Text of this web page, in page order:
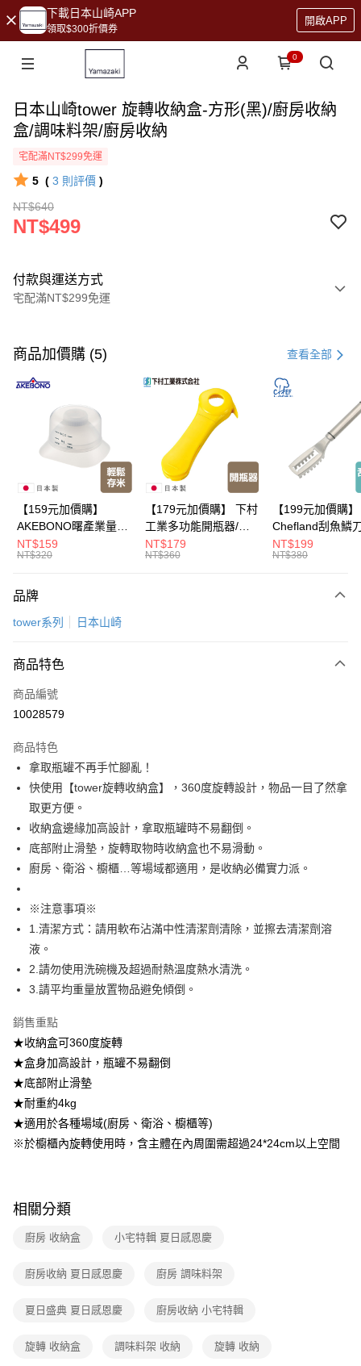
下載日本山崎APP
領取$300折價券
開啟APP
0
日本山崎tower 旋轉收納盒-方形(黑)/廚房收納
盒/調味料架/廚房收納
宅配滿NT$299免運
5 ( 3 則評價 )
NT$640
NT$499
付款與運送方式
宅配滿NT$299免運
信用卡一次付款
超商取貨付款
LINE Pay
Apple Pay
Google Pay
全盈+PAY
大哥付你分期
【大哥付你分期使用說明】
1.本服務由台灣大哥大提供，台灣大哥大用戶可立即使用無須另外申請。
2.付款方式選擇「大哥付你分期」，訂單成立後會自動跳轉到大哥付的交易
成交易。
3.實際核准額度、可分期數及費用金額請依後續交易確認頁面所載為準。
4.訂單成立30分鐘內，如未前往確認交易或遇審核未通過，訂單將自動取
消。如遇「轉專審核」未通過狀況，表示未達大哥付你分期系統評分，恕無
法說明評估內容。
1.分期款項不併入電信帳單，「大哥付你分期」於每月結算日後寄送繳費提
2.透過簡訊連結打開帳單後，可選擇「超商條碼／台灣大直營門市／銀行轉
帳／街口支付／iPASS MONEY」等通路繳費。
【注意事項】
1.本服務係由「台灣大哥大股份有限公司」（以下簡稱本公司）所提供，讓
用戶於交易時，得透過本服務購買商品或服務，並由商店將買賣／分期付款
買賣價金債權讓與本公司後，依約使用本公司帳單繳交帳款。
2.基於同意付款使用「大哥付你分期」之契約關係目的，商店將以您的個人
資料（包含姓名、電話或地址）提供予台灣大哥大進項蒐集、處理及利用，
由本公司與您本人進行分期帳單所需資料之確認、核對及更正。
每筆NT$100，滿NT$499(含以上)免運費
每筆NT$100，滿NT$499(含以上)免運費
7-11取貨付款
每筆NT$100，滿NT$499(含以上)免運費
付款後7-11取貨
每筆NT$100，滿NT$499(含以上)免運費
每筆NT$150，滿NT$299(含以上)免運費
商品加價購 (5) 查看全部
【159元加價購】
AKEBONO曙產業量米
杯漏斗組(白)/量米杯/
米桶/量米用具/任二件8
NT$159
NT$320
【179元加價購】 下村
工業多功能開瓶器/開
瓶器/餐廚用品/料理道
具/任二件8折
NT$179
NT$360
【199元加價購】
Chefland刮魚鱗
魚鱗器/廚房用品/
道具/任二件8折
NT$199
NT$380
品牌
tower系列 日本山崎
商品特色
商品編號
10028579
商品特色
拿取瓶罐不再手忙腳亂！
快使用【tower旋轉收納盒】，360度旋轉設計，物品一目了然拿
取更方便。
收納盒邊緣加高設計，拿取瓶罐時不易翻倒。
底部附止滑墊，旋轉取物時收納盒也不易滑動。
廚房、衛浴、櫥櫃…等場域都適用，是收納必備實力派。
※注意事項※
1.清潔方式：請用軟布沾滿中性清潔劑清除，並擦去清潔劑溶
液。
2.請勿使用洗碗機及超過耐熱溫度熱水清洗。
3.請平均重量放置物品避免傾倒。
銷售重點
★收納盒可360度旋轉
★盒身加高設計，瓶罐不易翻倒
★底部附止滑墊
★耐重約4kg
★適用於各種場域(廚房、衛浴、櫥櫃等)
※於櫥櫃內旋轉使用時，含主體在內周圍需超過24*24cm以上空間
相關分類
廚房 收納盒 小宅特輯 夏日感恩慶
廚房收納 夏日感恩慶 廚房 調味料架
夏日盛典 夏日感恩慶 廚房收納 小宅特輯
旋轉 收納盒 調味料架 收納 旋轉 收納